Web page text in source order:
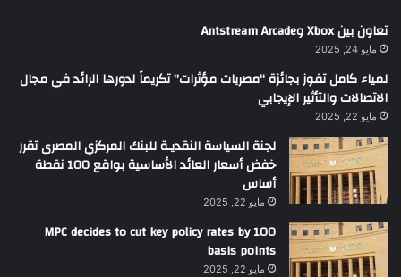
تعاون بين Xbox وAntstream Arcade
مايو 24, 2025
لمياء كامل تفوز بجائزة “مصريات مؤثرات” تكريماً لدورها الرائد في مجال
الاتصالات والتأثير الإيجابي
مايو 22, 2025
لجنة السياسة النقديـة للبنك المركزي المصرى تقرر
خفض أسعار العائد الأساسية بواقع 100 نقطة
أساس
مايو 22, 2025
MPC decides to cut key policy rates by 100
basis points
مايو 22, 2025